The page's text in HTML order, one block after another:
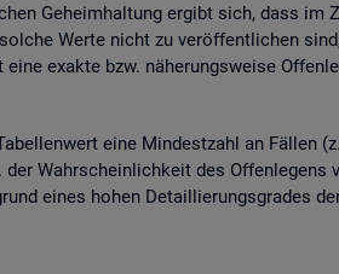
Ge­heim­hal­tung er­gibt sich, dass
Werte nicht zu ver­öf­fent­li­chen
ex­ak­te bzw. nä­he­rungs­wei­se
eine Min­dest­zahl an Fäl­len
Wahr­schein­lich­keit des
eines hohen De­tail­lie­rungs­gra­des